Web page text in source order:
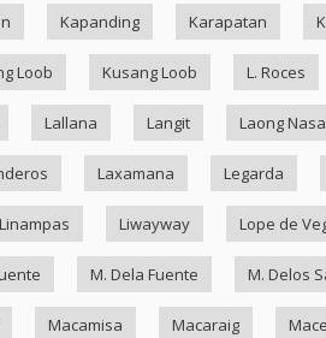
Kapanding Karapatan
Loob Kusang Loob L. Roces
Lallana Langit Laong Nasa
Laxamana Legarda
Linampas Liwayway Lope de
M. Dela Fuente M. Delos
Macamisa Macaraig